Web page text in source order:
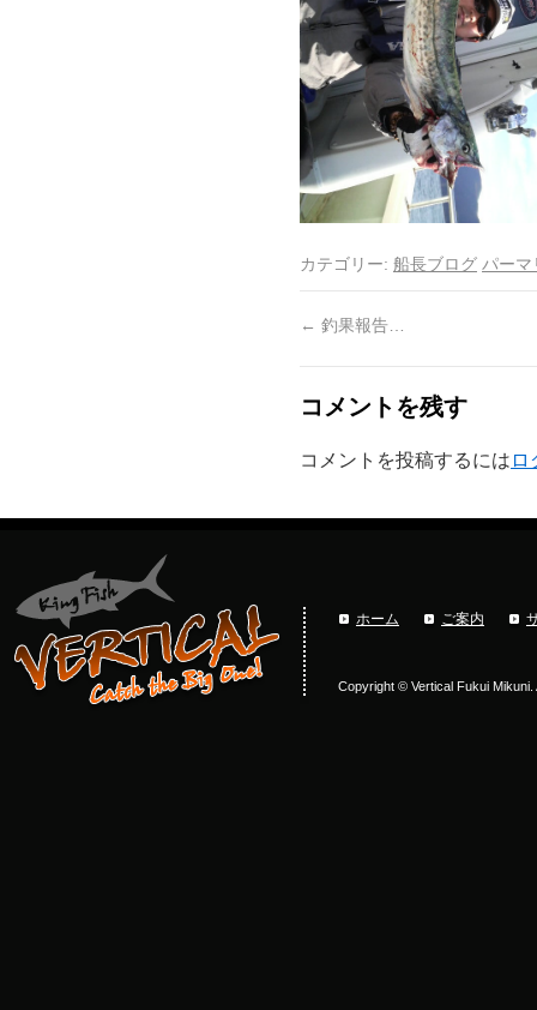
カテゴリー: 船長ブログ パーマ
← 釣果報告…
コメントを残す
コメントを投稿するには ロ
ホーム ご案内
Copyright © Vertical Fukui